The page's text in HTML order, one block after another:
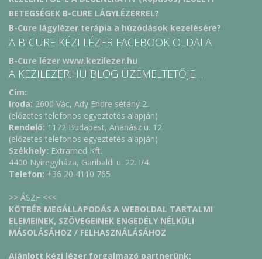
BETEGSÉGEK B-CURE LÁGYLÉZERREL?
B-Cure lágylézer terápia a húzódások kezelésére?
A B-CURE KÉZI LÉZER FACEBOOK OLDALA
B-Cure lézer www.kezilezer.hu
A KEZILEZER.HU BLOG ÜZEMELTETŐJE…
Cím:
Iroda: 2600 Vác, Ady Endre sétány 2.
(előzetes telefonos egyeztetés alapján)
Rendelő: 1172 Budapest, Ananász u. 12.
(előzetes telefonos egyeztetés alapján)
Székhely: Extramed Kft.
4400 Nyíregyháza, Garibaldi u. 22. I/4.
Telefon: +36 20 4110 765
>> ÁSZF <<<
KÖTBÉR MEGÁLLAPODÁS A WEBOLDAL TARTALMI
ELEMEINEK, SZÖVEGEINEK ENGEDÉLY NÉLKÜLI
MÁSOLÁSÁHOZ / FELHASZNÁLÁSÁHOZ
Ajánlott kézi lézer forgalmazó partnerünk: